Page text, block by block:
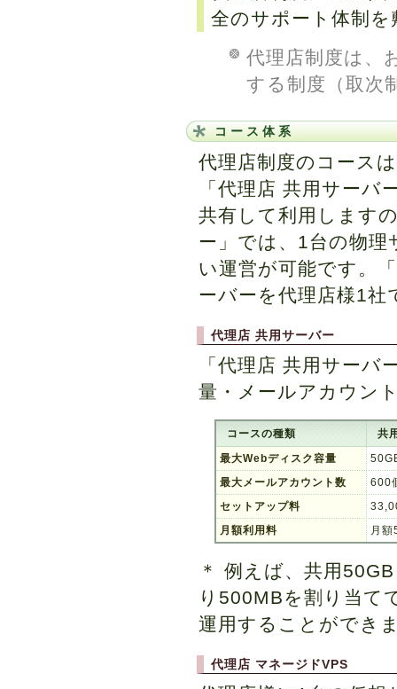
全のサポート体制
代理店制度は、
する制度（取次
コース体系
代理店制度のコース
「代理店 共用サー
共有して利用します
ー」では、1台の物理
い運営が可能です。
ーバーを代理店様1社
代理店 共用サーバー
「代理店 共用サー
量・メールアカウン
コースの種類
共
最大Webディスク容量
最大メールアカウント数
600
セットアップ料
月額利用料
月
＊ 例えば、共用
り500MBを割り当て
運用することができ
代理店 マネージドVPS